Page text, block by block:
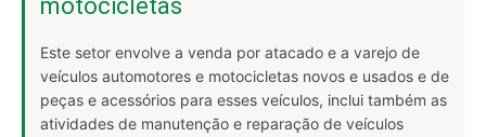
motocicletas
Este setor envolve a venda por atacado e a varejo de
veículos automotores e motocicletas novos e usados e de
peças e acessórios para esses veículos, inclui também as
atividades de manutenção e reparação de veículos